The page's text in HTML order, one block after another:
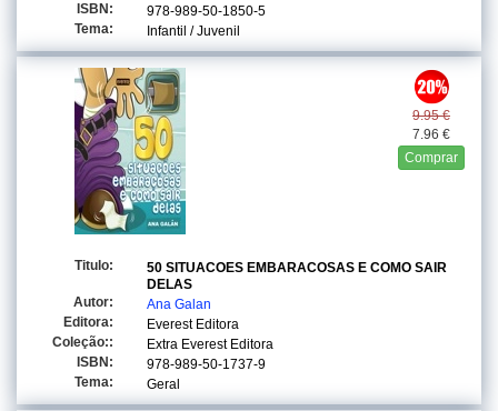
ISBN:
978-989-50-1850-5
Tema:
Infantil / Juvenil
9.95 €
7.96 €
Comprar
Titulo:
50 SITUACOES EMBARACOSAS E COMO SAIR
DELAS
Autor:
Ana Galan
Editora:
Everest Editora
Coleção::
Extra Everest Editora
ISBN:
978-989-50-1737-9
Tema:
Geral